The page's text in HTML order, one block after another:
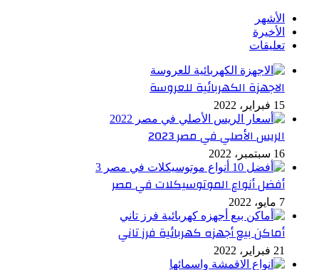
الأشهر
الأخيرة
تعليقات
الاجهزة الكهربائية للعروسة
15 فبراير، 2022
الريس الأصلي في مصر 2023
16 سبتمبر، 2022
أفضل أنواع الموتوسيكلات في مصر
7 مايو، 2022
أماكن بيع أجهزه كهربائية فرز تاني
21 فبراير، 2022